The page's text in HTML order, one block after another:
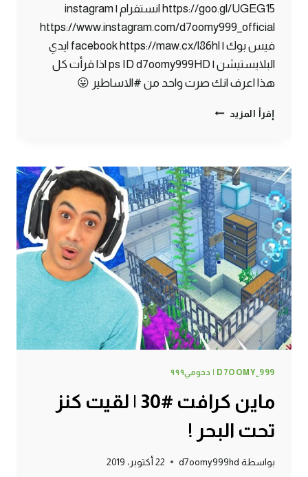
https://goo.gl/UGEG15 انستقرام | instagram
https://www.instagram.com/d7oomy999_official
فيس بوك | facebook https://maw.cx/l86hl ايدي
البلايستيشن | ps ID d7oomy999HD اذا قرأت كل
هذا اعرف انك صرت واحد من #الاساطير 😛
إقرأ المزيد ماين
سويت
مخزن
اوتوماتيكي
!
D7OOMY_999 | دحومي٩٩٩
ماين كرافت #30 | لقيت كنز
تحت البحر !
بواسطة d7oomy999hd 22 أكتوبر، 2019